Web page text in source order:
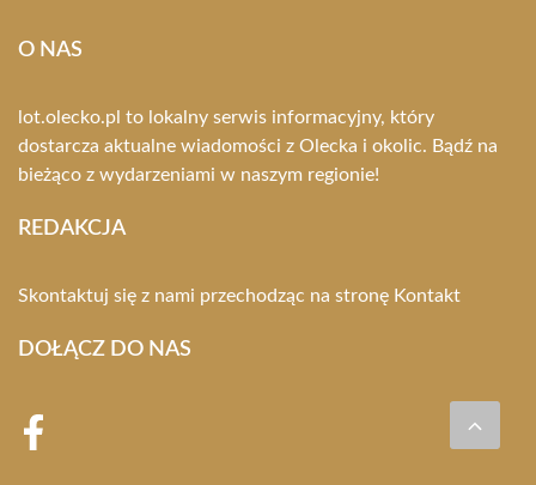
O NAS
lot.olecko.pl to lokalny serwis informacyjny, który
dostarcza aktualne wiadomości z Olecka i okolic. Bądź na
bieżąco z wydarzeniami w naszym regionie!
REDAKCJA
Skontaktuj się z nami przechodząc na stronę Kontakt
DOŁĄCZ DO NAS